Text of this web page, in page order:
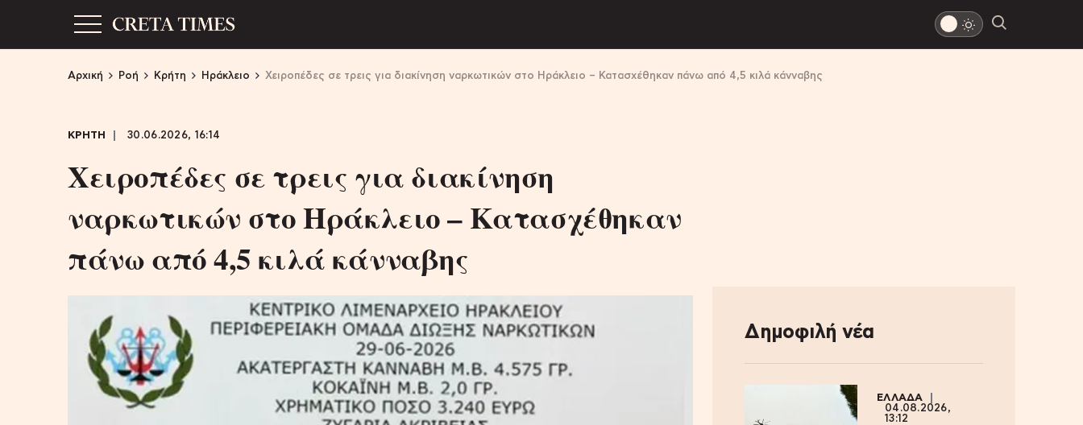
Αρχική Ροή Κρήτη Ηράκλειο Χειροπέδες σε τρεις για διακίνηση ναρκωτικών στο Ηράκλειο – Κατασχέθηκαν πάνω από 4,5 κιλά κάνναβης
ΚΡΗΤΗ 30.06.2026, 16:14
Χειροπέδες σε τρεις για διακίνηση
ναρκωτικών στο Ηράκλειο – Κατασχέθηκαν
πάνω από 4,5 κιλά κάνναβης
Δημοφιλή νέα
ΕΛΛΑΔΑ
04.08.2026,
13:12